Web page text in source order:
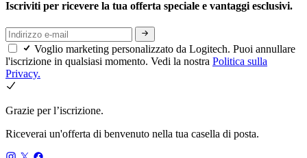
Iscriviti per ricevere la tua offerta speciale e vantaggi esclusivi.
Voglio marketing personalizzato da Logitech. Puoi annullare
l'iscrizione in qualsiasi momento. Vedi la nostra Politica sulla
Privacy.
Grazie per l’iscrizione.
Riceverai un'offerta di benvenuto nella tua casella di posta.